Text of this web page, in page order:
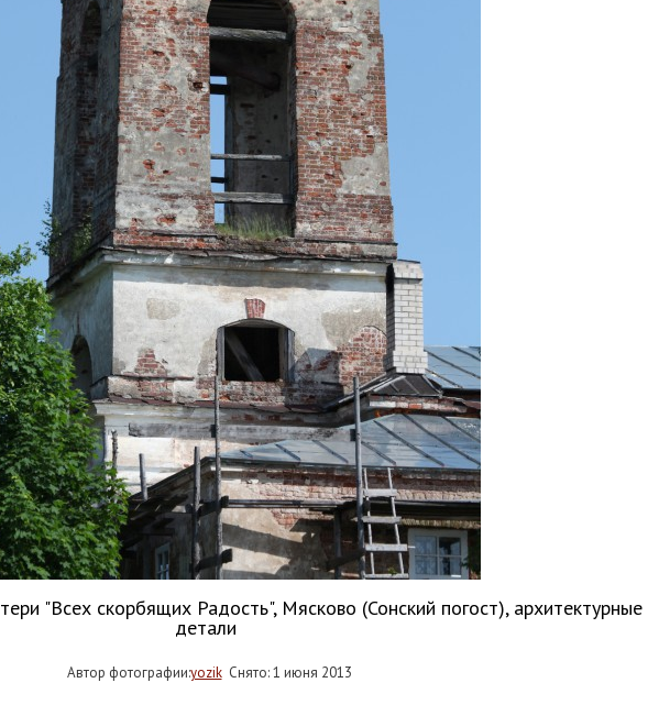
"Всех скорбящих Радость", Мясково (Сонский погост), архитектурные
детали
Автор фотографии:yozikСнято: 1 июня 2013